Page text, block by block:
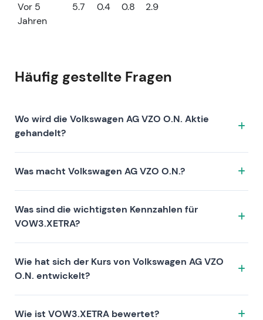
Vor 5
Jahren
5.7 0.4 0.8 2.9
Häufig gestellte Fragen
Wo wird die Volkswagen AG VZO O.N. Aktie
gehandelt?
Ticker VOW3.XETRA an der Börse XETRA gehandelt.
ISIN: DE0007664039.
Was macht Volkswagen AG VZO O.N.?
sich durch folgende Investment-These auszeichnet:
Was sind die wichtigsten Kennzahlen für
VOW3.XETRA?
Bewertung (KGV 6, KUV 0.1, KBV 0.2), die Rentabilität
(Gewinnmarge 2.12%, Eigenkapitalrendite 3.11%) und
das Wachstum (Umsatz —, Gewinn —). Die
Marktkapitalisierung beträgt 36.57B EUR. Diese
Wie hat sich der Kurs von Volkswagen AG VZO
O.N. entwickelt?
Wie ist VOW3.XETRA bewertet?